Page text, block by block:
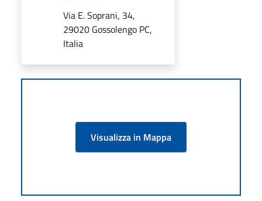
Via E. Soprani, 34,
29020 Gossolengo PC,
Italia
Visualizza in Mappa